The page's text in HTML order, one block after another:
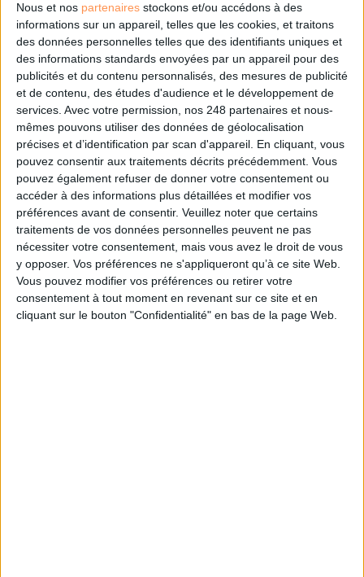
Nous et nos partenaires stockons et/ou accédons à des
informations sur un appareil, telles que les cookies, et traitons
des données personnelles telles que des identifiants uniques et
des informations standards envoyées par un appareil pour des
publicités et du contenu personnalisés, des mesures de publicité
et de contenu, des études d'audience et le développement de
services. Avec votre permission, nos 248 partenaires et nous-
mêmes pouvons utiliser des données de géolocalisation
précises et d’identification par scan d'appareil. En cliquant, vous
pouvez consentir aux traitements décrits précédemment. Vous
pouvez également refuser de donner votre consentement ou
accéder à des informations plus détaillées et modifier vos
préférences avant de consentir. Veuillez noter que certains
traitements de vos données personnelles peuvent ne pas
nécessiter votre consentement, mais vous avez le droit de vous
y opposer. Vos préférences ne s'appliqueront qu’à ce site Web.
Vous pouvez modifier vos préférences ou retirer votre
consentement à tout moment en revenant sur ce site et en
cliquant sur le bouton "Confidentialité" en bas de la page Web.
Bibliothèques : comment survivre face aux pressions?
DSI du secteur public : le pivot de la transformation
Les derniers guides :
IA génératives : cas d’usage et retours d’expérience
Archivage physique et électronique : enjeux, méthodes et
outils
Stratégie data : tirez profit de l’intelligence des
données